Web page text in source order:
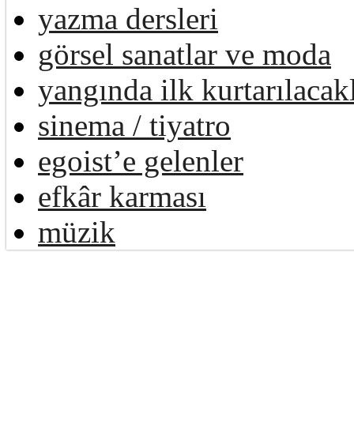
yazma dersleri
görsel sanatlar ve moda
yangında ilk
sinema / tiyatro
egoist’e gelenler
efkâr karması
müzik